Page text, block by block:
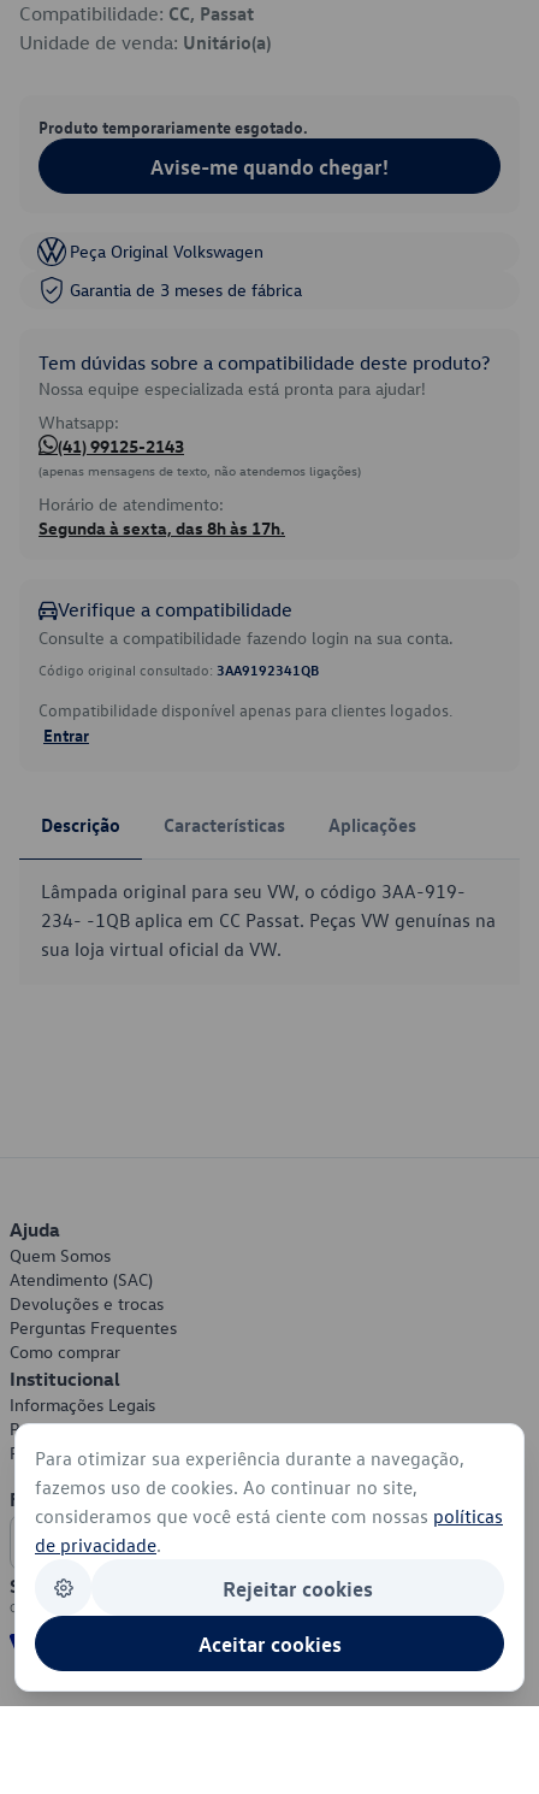
Compatibilidade: CC, Passat
Unidade de venda: Unitário(a)
Produto temporariamente esgotado.
Avise-me quando chegar!
Peça Original Volkswagen
Garantia de 3 meses de fábrica
Tem dúvidas sobre a compatibilidade deste produto?
Nossa equipe especializada está pronta para ajudar!
Whatsapp:
(41) 99125-2143
(apenas mensagens de texto, não atendemos ligações)
Horário de atendimento:
Segunda à sexta, das 8h às 17h.
Verifique a compatibilidade
Consulte a compatibilidade fazendo login na sua conta.
Código original consultado: 3AA9192341QB
Compatibilidade disponível apenas para clientes logados.
Entrar
Descrição Características Aplicações
Lâmpada original para seu VW, o código 3AA-919-
234- -1QB aplica em CC Passat. Peças VW genuínas na
sua loja virtual oficial da VW.
Ajuda
Quem Somos
Atendimento (SAC)
Devoluções e trocas
Perguntas Frequentes
Como comprar
Institucional
Informações Legais
Política de Privacidade
Política de Cookies
Formas de Pagamento
Segurança
Para otimizar sua experiência durante a navegação,
fazemos uso de cookies. Ao continuar no site,
consideramos que você está ciente com nossas políticas
de privacidade.
Rejeitar cookies
Aceitar cookies